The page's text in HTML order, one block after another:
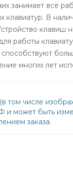
занимает всё
клавиатур. В
клавиш
работы
многих лет
том числе
и может быть
заказа.